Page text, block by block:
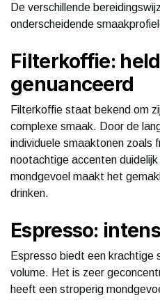
De verschillende
onderscheidende
Filterkoffie:
genuanceerd
Filterkoffie staat bekend om
complexe smaak. Door de
individuele smaaktonen zoals
nootachtige accenten
mondgevoel maakt het
drinken.
Espresso:
Espresso biedt een krachtige
volume. Het is zeer
heeft een stroperig